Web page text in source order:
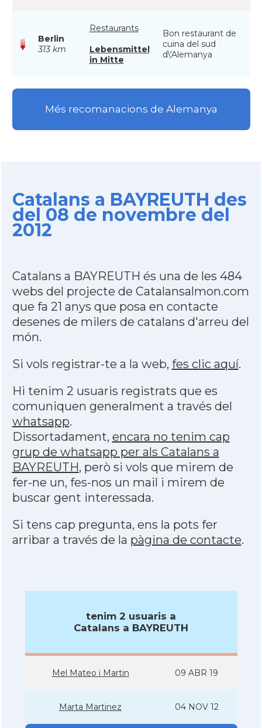
Berlin
313 km
Restaurants
Lebensmittel
in Mitte
Bon restaurant de
cuina del sud
d\'Alemanya
Més recomanacions de Alemanya
Catalans a BAYREUTH des
del 08 de novembre del
2012
Catalans a BAYREUTH és una de les 484
webs del projecte de Catalansalmon.com
que fa 21 anys que posa en contacte
desenes de milers de catalans d'arreu del
món.
Si vols registrar-te a la web, fes clic aquí.
Hi tenim 2 usuaris registrats que es
comuniquen generalment a través del
whatsapp.
Dissortadament, encara no tenim cap
grup de whatsapp per als Catalans a
BAYREUTH, però si vols que mirem de
fer-ne un, fes-nos un mail i mirem de
buscar gent interessada.
Si tens cap pregunta, ens la pots fer
arribar a través de la pàgina de contacte.
tenim 2 usuaris a
Catalans a BAYREUTH
Mel Mateo i Martin 09 ABR 19
Marta Martinez 04 NOV 12